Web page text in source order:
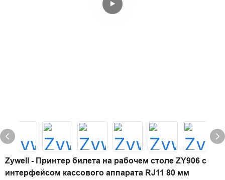
Zywell - Принтер билета на рабочем столе ZY906 с
интерфейсом кассового аппарата RJ11 80 мм